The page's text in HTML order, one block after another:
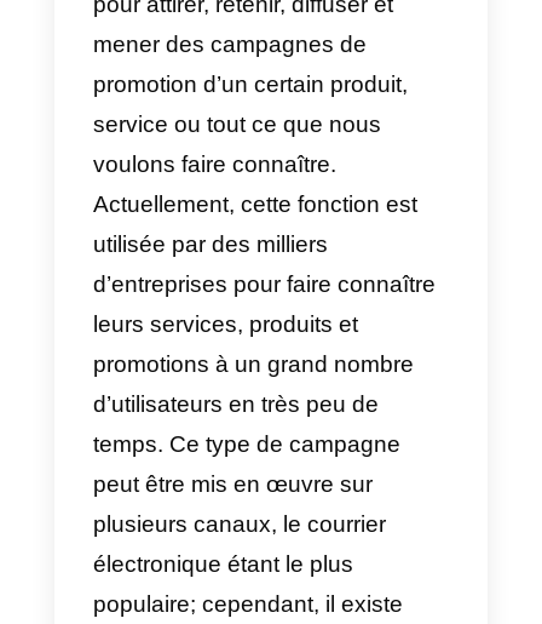
sur WhatsApp ou WhatsApp
Business est de créer une liste
contacts et de diffuser le
message que vous voulez
envoyer.